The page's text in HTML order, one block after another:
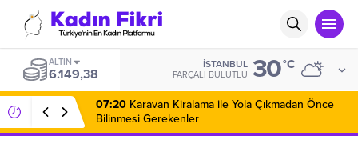
ALTIN
6.149,38
İSTANBUL
PARÇALI BULUTLU 30°C
07:20 Karavan Kiralama ile Yola Çıkmadan Önce
Bilinmesi Gerekenler